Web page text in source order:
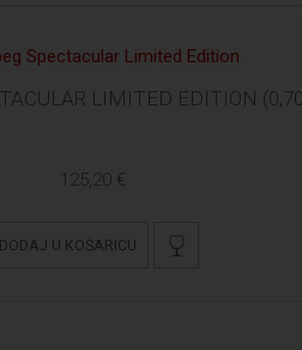
LIMITED EDITION
125,20 €
DODAJ U KOŠARICU